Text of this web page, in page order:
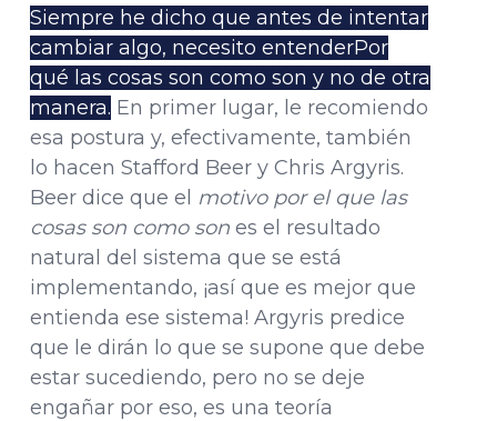
Siempre he dicho que antes de intentar
cambiar algo, necesito entenderPor
qué las cosas son como son y no de otra
manera. En primer lugar, le recomiendo
esa postura y, efectivamente, también
lo hacen Stafford Beer y Chris Argyris.
Beer dice que el motivo por el que las
cosas son como son es el resultado
natural del sistema que se está
implementando, ¡así que es mejor que
entienda ese sistema! Argyris predice
que le dirán lo que se supone que debe
estar sucediendo, pero no se deje
engañar por eso, es una teoría